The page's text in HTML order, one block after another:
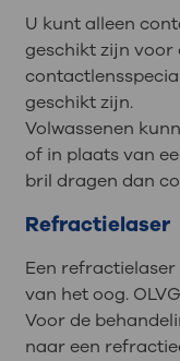
U kunt alleen
geschikt zijn voor
geschikt zijn.
Volwassenen
of in plaats van
bril dragen dan
Refractielaser
Een
van het oog.
Voor de
naar een